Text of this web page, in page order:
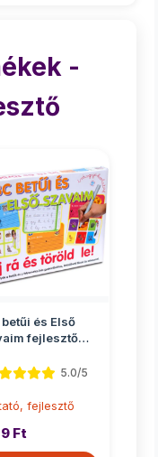
-
betűi és Első
fejlesztő
5.0/5
fejlesztő
Ft